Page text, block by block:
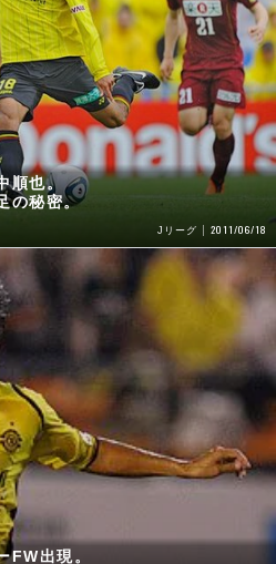
順也。
の秘密。
Jリーグ 2011/06/18
FW出現。